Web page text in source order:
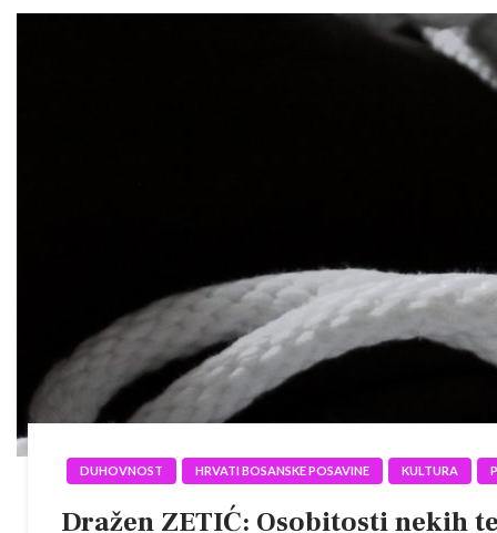
DUHOVNOST HRVATI BOSANSKE POSAVINE KULTURA
Dražen ZETIĆ: Osobitosti nekih